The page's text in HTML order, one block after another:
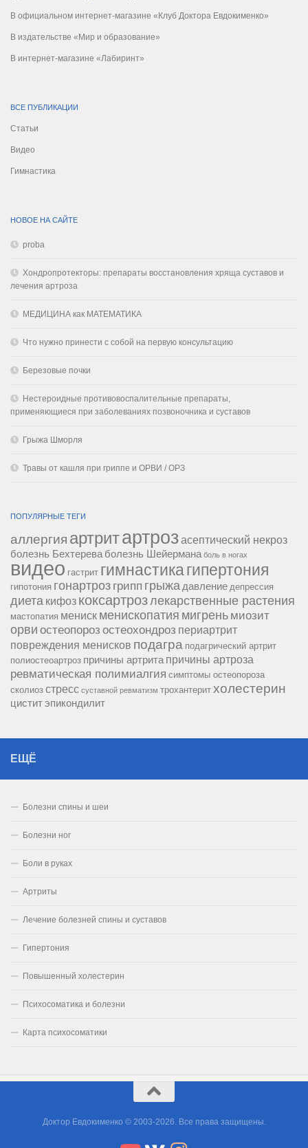
В официальном интернет-магазине «Клуб Доктора Евдокименко»
В издательстве «Мир и образование»
В интернет-магазине «Лабиринт»
ВСЕ ПУБЛИКАЦИИ
Статьи
Видео
Гимнастика
НОВОЕ НА САЙТЕ
proba
Хондропротекторы: препараты восстановления хряща суставов и
лечения артроза
МЕДИЦИНА как МАТЕМАТИКА
Что нужно принести с собой на первую консультацию
Березовые почки
Нестероидные противовоспалительные препараты,
применяющиеся при заболеваниях позвоночника и суставов
Грыжа Шморля
Травы от кашля при гриппе и ОРВИ / ОРЗ
ПОПУЛЯРНЫЕ ТЕГИ
аллергия артритартрозасептический некроз
болезнь Бехтерева болезнь Шейермана боль в ногах
видео гастрит гимнастикагипертония
гипотония гонартроз грипп грыжа давление депрессия
диета кифоз коксартроз лекарственные растения
мастопатия мениск менископатия мигрень миозит
орви остеопороз остеохондроз периартрит
повреждения менисков подагра подагрический артрит
полиостеоартроз причины артрита причины артроза
ревматическая полимиалгия симптомы остеопороза
сколиоз стресс суставной ревматизм трохантерит холестерин
циститэпикондилит
ЕЩЁ
Болезни спины и шеи
Болезни ног
Боли в руках
Артриты
Лечение болезней спины и суставов
Гипертония
Повышенный холестерин
Психосоматика и болезни
Карта психосоматики
Доктор Евдокименко © 2003-2026. Все права защищены.